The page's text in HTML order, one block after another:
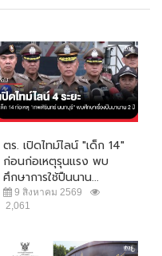
ตร. เปิดไทม์ไลน์ "เด็ก 14"
ก่อนก่อเหตุรุนแรง พบ
ศึกษาการใช้ปืนนาน...
9 สิงหาคม 2569
2,061